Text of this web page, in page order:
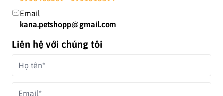
Email
kana.petshopp@gmail.com
Liên hệ với chúng tôi